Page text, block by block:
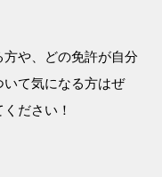
や、どの免許が自分
て気になる方はぜ
ださい！